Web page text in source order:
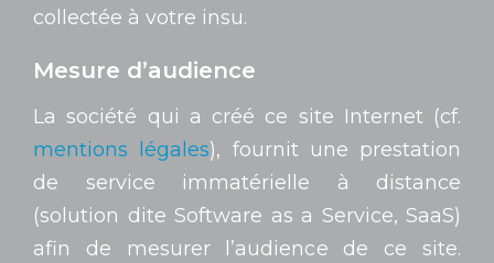
collectée à votre insu.
Mesure d’audience
La société qui a créé ce site Internet (cf.
mentions légales), fournit une prestation
de service immatérielle à distance
(solution dite Software as a Service, SaaS)
afin de mesurer l’audience de ce site.